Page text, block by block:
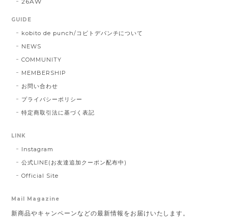
GUIDE
kobito de punch/コビトデパンチについて
NEWS
COMMUNITY
MEMBERSHIP
お問い合わせ
プライバシーポリシー
特定商取引法に基づく表記
LINK
Instagram
公式LINE(お友達追加クーポン配布中)
Official Site
Mail Magazine
新商品やキャンペーンなどの最新情報をお届けいたします。